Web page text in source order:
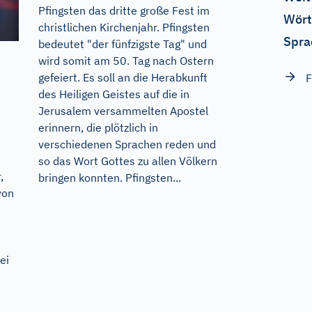
Pfingsten das dritte große Fest im
christlichen Kirchenjahr. Pfingsten
bedeutet "der fünfzigste Tag" und
wird somit am 50. Tag nach Ostern
gefeiert. Es soll an die Herabkunft
des Heiligen Geistes auf die in
Jerusalem versammelten Apostel
erinnern, die plötzlich in
verschiedenen Sprachen reden und
so das Wort Gottes zu allen Völkern
bringen konnten. Pfingsten...